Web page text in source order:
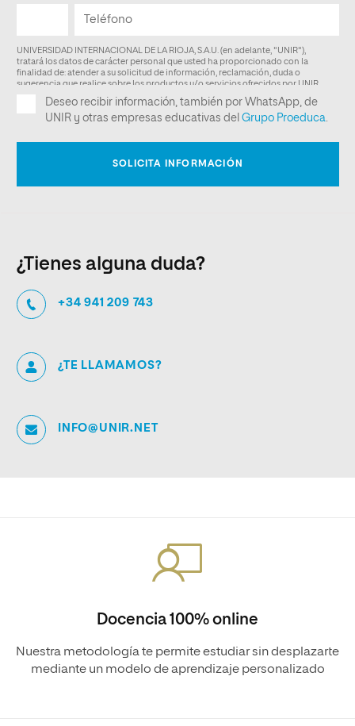
¿Tienes alguna duda?
+34 941 209 743
¿TE LLAMAMOS?
INFO@UNIR.NET
Docencia 100% online
Nuestra metodología te permite estudiar sin desplazarte
mediante un modelo de aprendizaje personalizado